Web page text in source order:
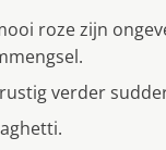
roze zijn
verder